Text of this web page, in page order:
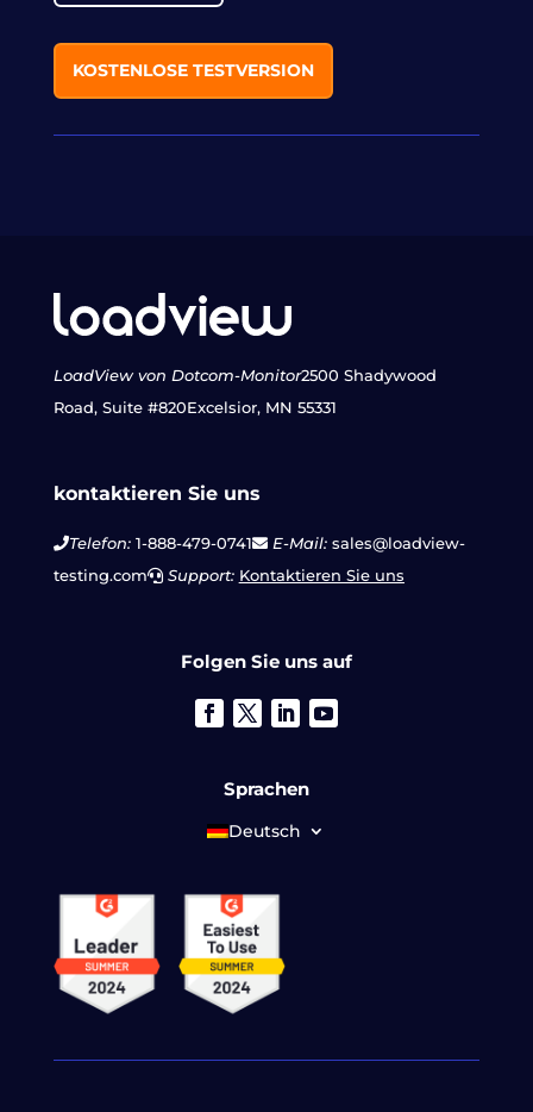
KOSTENLOSE TESTVERSION
LoadView von Dotcom-Monitor2500 Shadywood
Road, Suite #820Excelsior, MN 55331
kontaktieren Sie uns
Telefon:1-888-479-0741 E-Mail:sales@loadview-
testing.com
Support: Kontaktieren Sie uns
Folgen Sie uns auf
Sprachen
Deutsch